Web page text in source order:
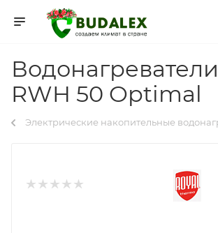
Водонагреватели
RWH 50 Optimal
Электрические накопительные